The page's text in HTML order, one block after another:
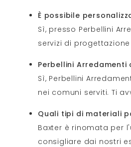
È possibile
Sì, presso Perbellini
servizi di
Perbellini
Sì, Perbellini
nei comuni serviti. Ti
Quali tipi di materiali
Baxter è rinomata per
consigliare dai nostri